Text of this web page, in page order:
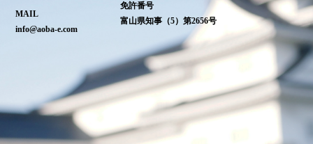
MAIL
info@aoba-e.com
免許番号
富山県知事（5）第2656号